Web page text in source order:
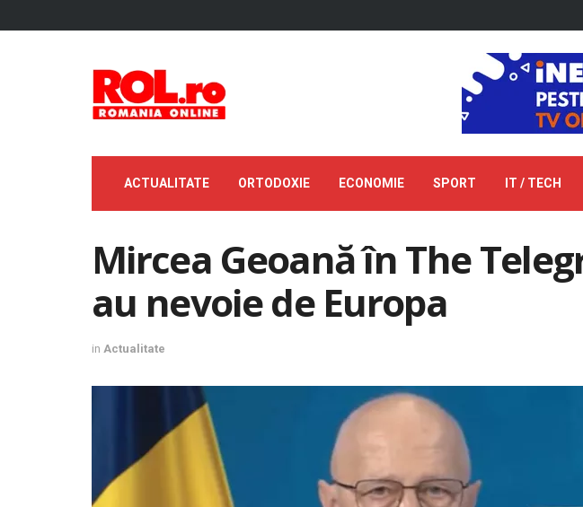
ACTUALITATE ORTODOXIE ECONOMIE SPORT IT / TECH
Mircea Geoană în The
au nevoie de Europa
in Actualitate